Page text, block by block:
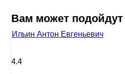
Вам может подойдут
Ильин Антон Евгеньевич
4.4